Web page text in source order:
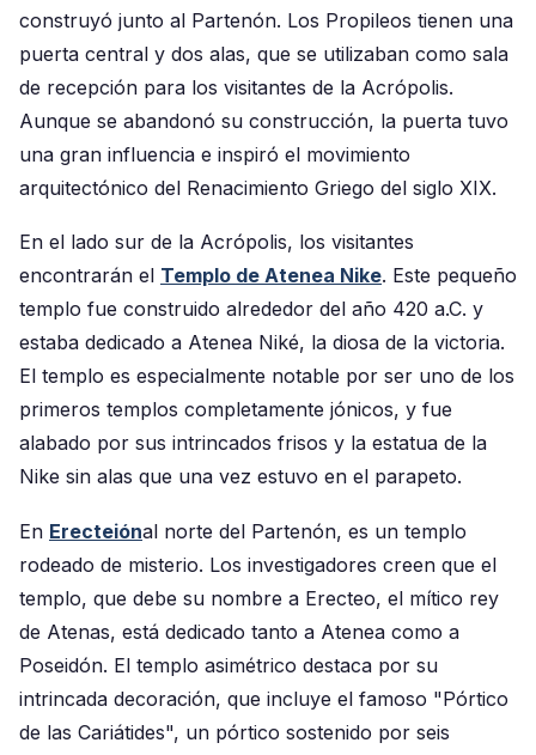
construyó junto al Partenón. Los Propileos tienen una
puerta central y dos alas, que se utilizaban como sala
de recepción para los visitantes de la Acrópolis.
Aunque se abandonó su construcción, la puerta tuvo
una gran influencia e inspiró el movimiento
arquitectónico del Renacimiento Griego del siglo XIX.
En el lado sur de la Acrópolis, los visitantes
encontrarán el Templo de Atenea Nike. Este pequeño
templo fue construido alrededor del año 420 a.C. y
estaba dedicado a Atenea Niké, la diosa de la victoria.
El templo es especialmente notable por ser uno de los
primeros templos completamente jónicos, y fue
alabado por sus intrincados frisos y la estatua de la
Nike sin alas que una vez estuvo en el parapeto.
En Erecteiónal norte del Partenón, es un templo
rodeado de misterio. Los investigadores creen que el
templo, que debe su nombre a Erecteo, el mítico rey
de Atenas, está dedicado tanto a Atenea como a
Poseidón. El templo asimétrico destaca por su
intrincada decoración, que incluye el famoso "Pórtico
de las Cariátides", un pórtico sostenido por seis